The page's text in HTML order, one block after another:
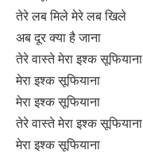
तेरे लब मिले मेरे लब खिले
अब दूर क्या है जाना
तेरे वास्ते मेरा इश्क सूफियाना
मेरा इश्क सूफियाना
मेरा इश्क सूफियाना
तेरे वास्ते मेरा इश्क सूफियाना
मेरा इश्क सूफियाना